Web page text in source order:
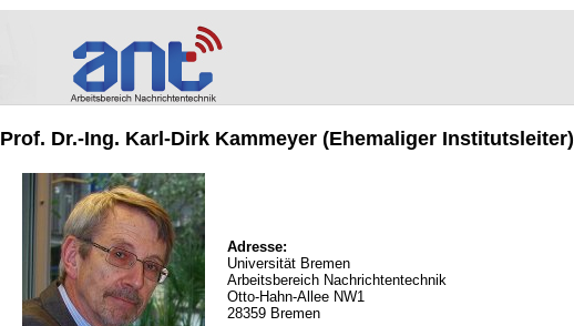
Prof. Dr.-Ing. Karl-Dirk Kammeyer (Ehemaliger Institutsleiter)
Adresse:
Universität Bremen
Arbeitsbereich Nachrichtentechnik
Otto-Hahn-Allee NW1
28359 Bremen